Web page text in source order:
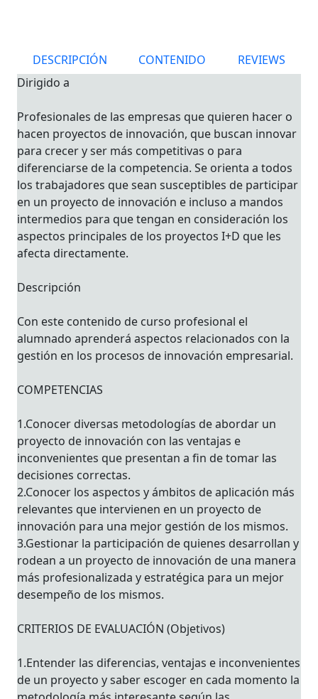
DESCRIPCIÓN CONTENIDO
REVIEWS
Dirigido a
Profesionales de las empresas que quieren hacer o
hacen proyectos de innovación, que buscan innovar
para crecer y ser más competitivas o para
diferenciarse de la competencia. Se orienta a todos
los trabajadores que sean susceptibles de participar
en un proyecto de innovación e incluso a mandos
intermedios para que tengan en consideración los
aspectos principales de los proyectos I+D que les
afecta directamente.
Descripción
Con este contenido de curso profesional el
alumnado aprenderá aspectos relacionados con la
gestión en los procesos de innovación empresarial.
COMPETENCIAS
1.Conocer diversas metodologías de abordar un
proyecto de innovación con las ventajas e
inconvenientes que presentan a fin de tomar las
decisiones correctas.
2.Conocer los aspectos y ámbitos de aplicación más
relevantes que intervienen en un proyecto de
innovación para una mejor gestión de los mismos.
3.Gestionar la participación de quienes desarrollan y
rodean a un proyecto de innovación de una manera
más profesionalizada y estratégica para un mejor
desempeño de los mismos.
CRITERIOS DE EVALUACIÓN (Objetivos)
1.Entender las diferencias, ventajas e inconvenientes
de un proyecto y saber escoger en cada momento la